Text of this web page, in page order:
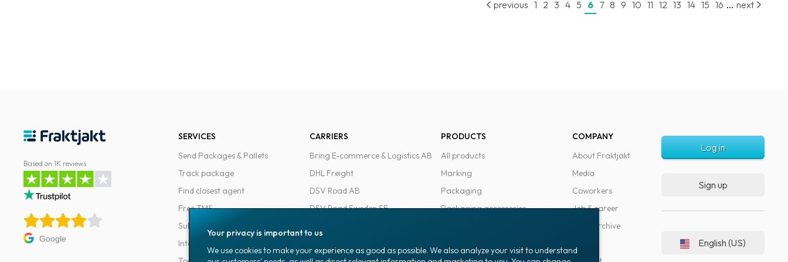
previous 1 2 3 4 5 6 7 8 9 10 11 12 13 14 15 16 ... next
Based on 1K reviews
Google
SERVICES
Send Packages & Pallets
Track package
Find closest agent
Free TMS
Subscriptions
Integrations
CARRIERS
Bring E-commerce & Logistics AB
DHL Freight
DSV Road AB
DSV Road Sweden SE
PRODUCTS
All products
Marking
Packaging
Packaging accessories
COMPANY
About Fraktjakt
Media
Coworkers
Job & career
News archive
Log in
Sign up
English (US)
Your privacy is important to us
We use cookies to make your experience as good as possible. We also analyze your visit to understand